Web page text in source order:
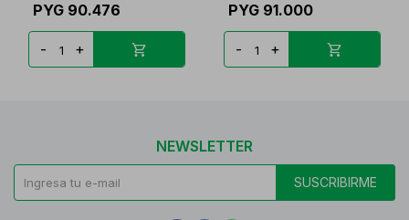
PYG 90.476
- +
PYG 91.000
- +
NEWSLETTER
SUSCRIBIRME